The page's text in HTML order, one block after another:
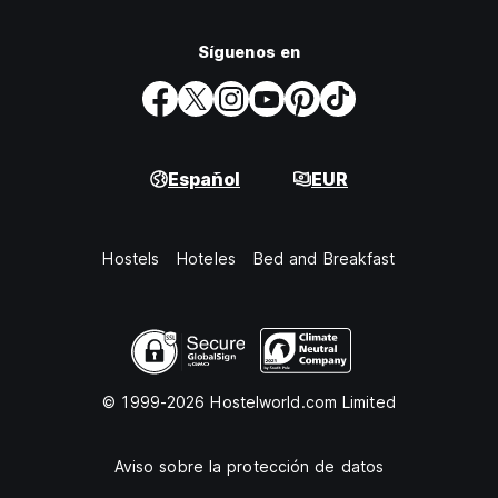
Síguenos en
Español EUR
Hostels Hoteles Bed and Breakfast
© 1999-2026 Hostelworld.com Limited
Aviso sobre la protección de datos